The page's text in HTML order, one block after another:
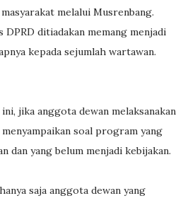
melalui Musrenbang.
DPRD ditiadakan memang menjadi
kepada sejumlah wartawan.
jika anggota dewan melaksanakan
soal program yang
dan yang belum menjadi kebijakan.
saja anggota dewan yang